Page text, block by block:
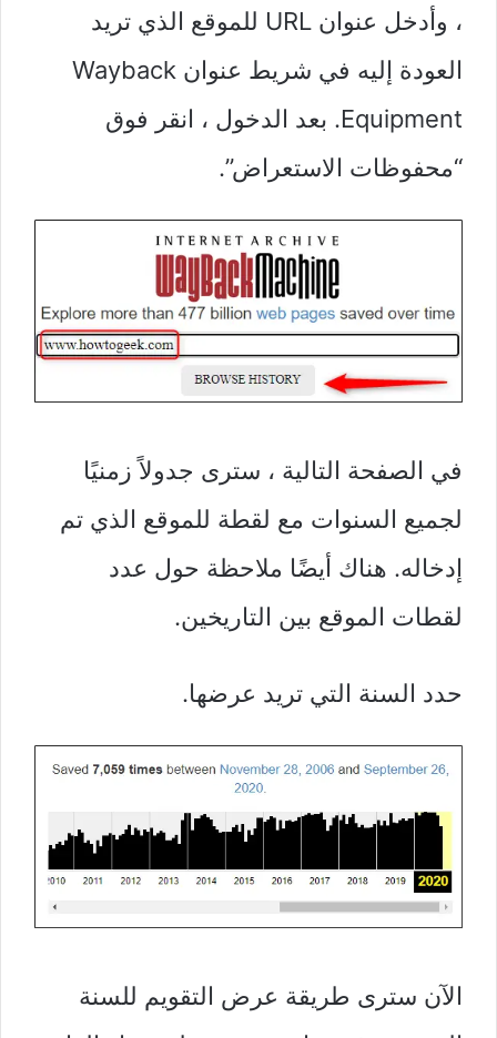
، وأدخل عنوان URL للموقع الذي تريد
العودة إليه في شريط عنوان Wayback
Equipment. بعد الدخول ، انقر فوق
“محفوظات الاستعراض”.
في الصفحة التالية ، سترى جدولاً زمنيًا
لجميع السنوات مع لقطة للموقع الذي تم
إدخاله. هناك أيضًا ملاحظة حول عدد
لقطات الموقع بين التاريخين.
حدد السنة التي تريد عرضها.
الآن سترى طريقة عرض التقويم للسنة